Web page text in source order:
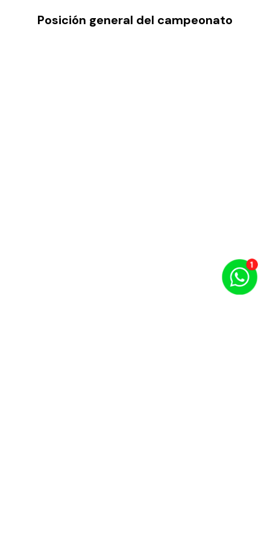
Posición general del campeonato